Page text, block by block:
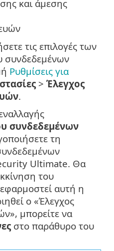
και άμεσης
τις επιλογές των
συνδεδεμένων
Ρυθμίσεις για
> Έλεγχος
.
συνδεδεμένων
τη
Ultimate. Θα
του
αυτή η
ο «Έλεγχος
μπορείτε να
στο παράθυρο του